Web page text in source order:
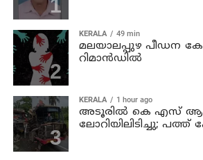
KERALA 49 min
മലയാലപ്പുഴ പീഡന
റിമാന്‍ഡില്‍
KERALA 1 hour ago
അടൂരില്‍ കെ എസ്
ലോറിയിലിടിച്ചു;